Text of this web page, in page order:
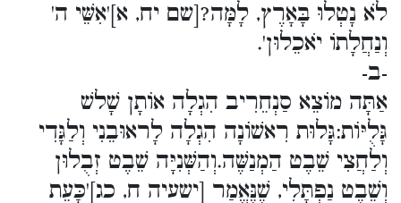
לֹא נָטְלוּ בָּאָרֶץ, לָמָּה?[שם יח, א]'אִשֵּׁי ה'
וְנַחֲלָתוֹ יֹאכֵלוּן'.
-ב-
אַתָּה מוֹצֵא סַנְחֵרִיב הִגְלָה אוֹתָן שָׁלשׁ
גָּלֻיּוֹת:גָּלוּת רִאשׁוֹנָה הִגְלָה לָראוּבֵנִי וְלַגָּדִי
וְלַחֲצִי שֵׁבֶט הַמְנַשֶּׁה.וְהַשְּׁנִיָּה שֵׁבֶט זְבֻלוּן
וְשֵׁבֶט נַפְתָּלִי, שֶׁנֶּאֱמַר [ישעיה ח, כג]'כָּעֵת